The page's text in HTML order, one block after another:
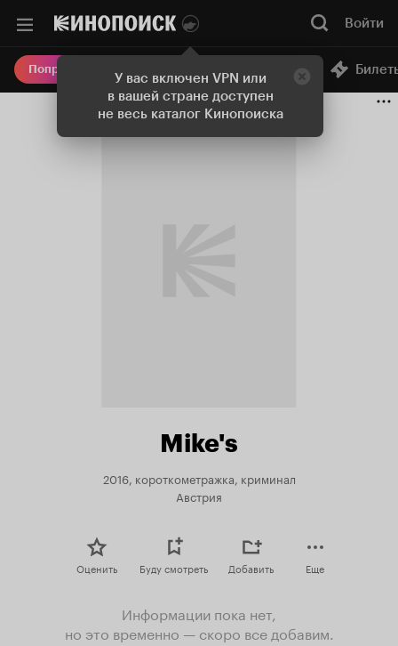
У вас включен VPN или
в вашей стране доступен
не весь каталог Кинопоиска
Войти
Попробовать Плюс Онлайн-кинотеатр
Mike's
2016, короткометражка, криминал
Австрия
Оценить Буду смотреть Добавить Еще
Информации пока нет,
но это временно — скоро все добавим.